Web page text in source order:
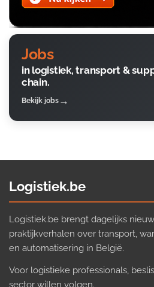
Jobs
in logistiek, transport &
chain.
Bekijk jobs
Logistiek.be
Logistiek.be brengt dagelijks
praktijkverhalen over transport,
en automatisering in België.
Voor logistieke professionals,
sector willen volgen.